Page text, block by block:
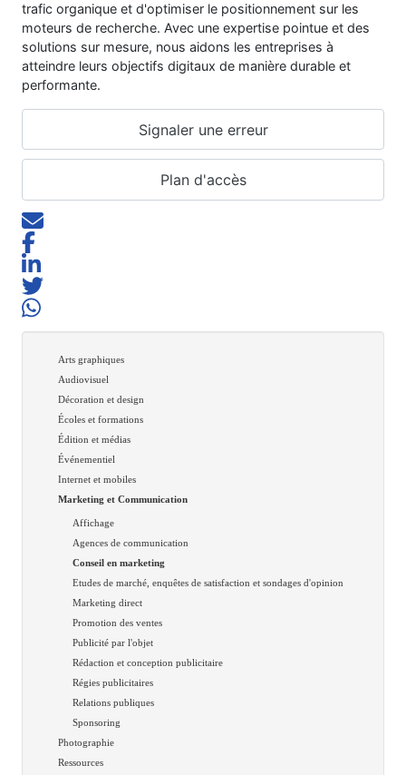
trafic organique et d'optimiser le positionnement sur les
moteurs de recherche. Avec une expertise pointue et des
solutions sur mesure, nous aidons les entreprises à
atteindre leurs objectifs digitaux de manière durable et
performante.
Signaler une erreur
Plan d'accès
Arts graphiques
Audiovisuel
Décoration et design
Écoles et formations
Édition et médias
Événementiel
Internet et mobiles
Marketing et Communication
Affichage
Agences de communication
Conseil en marketing
Etudes de marché, enquêtes de satisfaction et sondages d'opinion
Marketing direct
Promotion des ventes
Publicité par l'objet
Rédaction et conception publicitaire
Régies publicitaires
Relations publiques
Sponsoring
Photographie
Ressources